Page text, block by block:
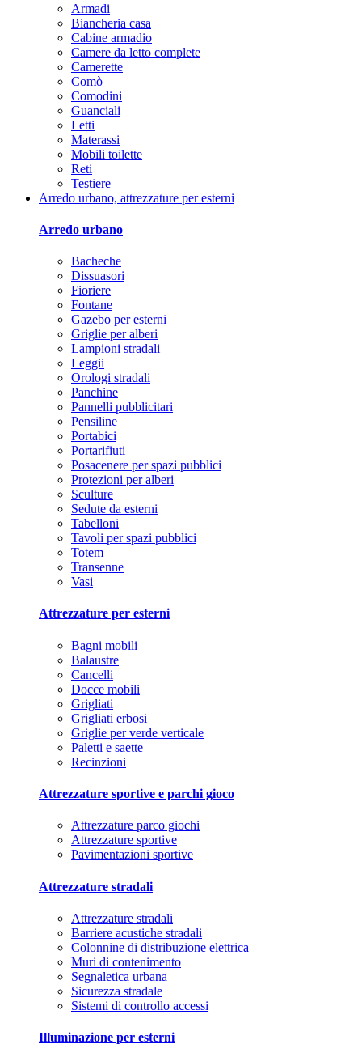
Armadi
Biancheria casa
Cabine armadio
Camere da letto complete
Camerette
Comò
Comodini
Guanciali
Letti
Materassi
Mobili toilette
Reti
Testiere
Arredo urbano, attrezzature per esterni
Arredo urbano
Bacheche
Dissuasori
Fioriere
Fontane
Gazebo per esterni
Griglie per alberi
Lampioni stradali
Leggii
Orologi stradali
Panchine
Pannelli pubblicitari
Pensiline
Portabici
Portarifiuti
Posacenere per spazi pubblici
Protezioni per alberi
Sculture
Sedute da esterni
Tabelloni
Tavoli per spazi pubblici
Totem
Transenne
Vasi
Attrezzature per esterni
Bagni mobili
Balaustre
Cancelli
Docce mobili
Grigliati
Grigliati erbosi
Griglie per verde verticale
Paletti e saette
Recinzioni
Attrezzature sportive e parchi gioco
Attrezzature parco giochi
Attrezzature sportive
Pavimentazioni sportive
Attrezzature stradali
Attrezzature stradali
Barriere acustiche stradali
Colonnine di distribuzione elettrica
Muri di contenimento
Segnaletica urbana
Sicurezza stradale
Sistemi di controllo accessi
Illuminazione per esterni